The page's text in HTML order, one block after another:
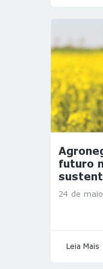
futuro
24 de
Leia Mais